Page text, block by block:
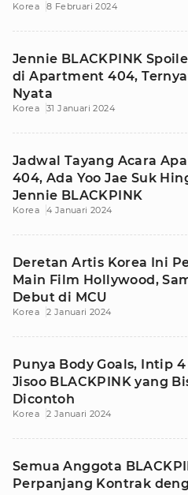
Cocok?
Korea 8 Februari 2024
Jennie BLACKPINK
di Apartment 404,
Nyata
Korea 31 Januari 2024
Jadwal Tayang Acara
404, Ada Yoo Jae Suk
Jennie BLACKPINK
Korea 4 Januari 2024
Deretan Artis Korea Ini
Main Film Hollywood,
Debut di MCU
Korea 2 Januari 2024
Punya Body Goals, Intip
Jisoo BLACKPINK yang
Dicontoh
Korea 2 Januari 2024
Semua Anggota
Perpanjang Kontrak